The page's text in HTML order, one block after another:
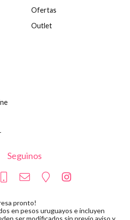
Ofertas
Outlet
Seguinos
pronto!
en pesos uruguayos e incluyen
ser modificados sin previo aviso y